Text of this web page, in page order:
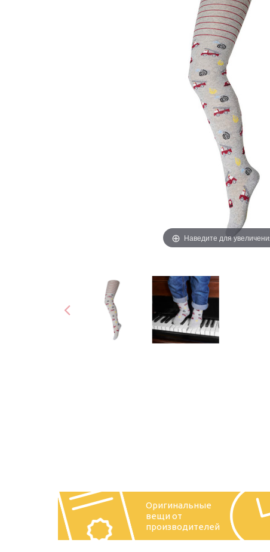
Наведите для
Оригинальные
вещи от
производителей